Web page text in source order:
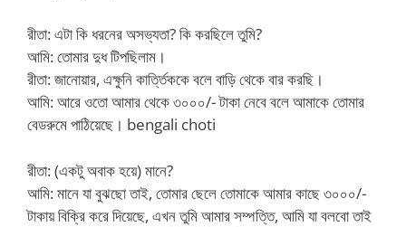
রীতা: এটা কি ধরনের অসভ্যতা? কি করছিলে তুমি?
আমি: তোমার দুধ টিপছিলাম।
রীতা: জানোয়ার, এক্ষুনি কার্ত্তিককে বলে বাড়ি থেকে বার করছি।
আমি: আরে ওতো আমার থেকে ৩০০০/- টাকা নেবে বলে আমাকে তোমার
বেডরুমে পাঠিয়েছে। bengali choti
রীতা: (একটু অবাক হয়ে) মানে?
আমি: মানে যা বুঝছো তাই, তোমার ছেলে তোমাকে আমার কাছে ৩০০০/-
টাকায় বিক্রি করে দিয়েছে, এখন তুমি আমার সম্পত্তি, আমি যা বলবো তাই